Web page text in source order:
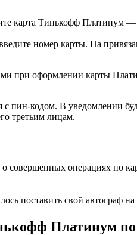
карта Тинькофф Платинум —
номер карты. На
при оформлении карты
пин-кодом. В уведомлении
третьим лицам.
совершенных операциях по
поставить свой автограф
Платинум по